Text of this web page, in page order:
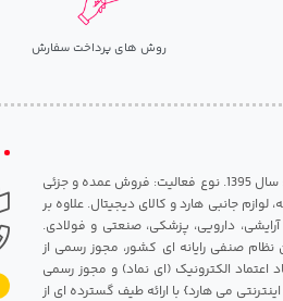
روش های پرداخت سفارش
مرکز هارد گیلان {فروشگاه اینترنتی می هارد}؛ مرجع قیمت روزانه هارد. شروع فعالیت: سال 1395. نوع فعالیت: فروش عمده و جزئی
جانبی هارد و کالای دیجیتال. علاوه بر
دارویی، پزشکی، صنعتی و فولادی.
نظام صنفی رایانه ای کشور، مجوز رسمی از
الکترونیک (ای نماد) و مجوز رسمی
می هارد} با ارائه طیف گسترده ای از